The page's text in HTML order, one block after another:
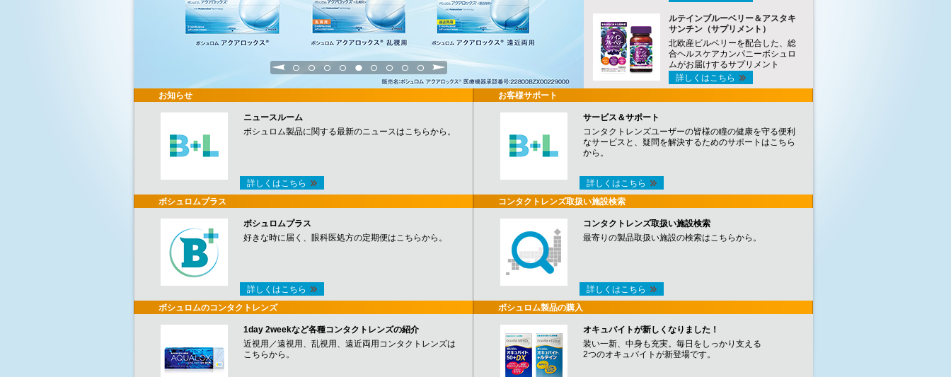
1 2 3 4 5 6 7 8 9
ルテインブルーベリー＆アスタキ
サンチン（サプリメント）
北欧産ビルベリーを配合した、総
合ヘルスケアカンパニーボシュロ
ムがお届けするサプリメント
詳しくはこちら
お知らせ
ニュースルーム
ボシュロム製品に関する最新のニュースはこちらから。
詳しくはこちら
ボシュロムプラス
ボシュロムプラス
好きな時に届く、眼科医処方の定期便はこちらから。
詳しくはこちら
ボシュロムのコンタクトレンズ
1day 2weekなど各種コンタクトレンズの紹介
近視用／遠視用、乱視用、遠近両用コンタクトレンズは
こちらから。
お客様サポート
サービス＆サポート
コンタクトレンズユーザーの皆様の瞳の健康を守る便利
なサービスと、疑問を解決するためのサポートはこちら
から。
詳しくはこちら
コンタクトレンズ取扱い施設検索
コンタクトレンズ取扱い施設検索
最寄りの製品取扱い施設の検索はこちらから。
詳しくはこちら
ボシュロム製品の購入
オキュバイトが新しくなりました！
装い一新、中身も充実。毎日をしっかり支える
2つのオキュバイトが新登場です。